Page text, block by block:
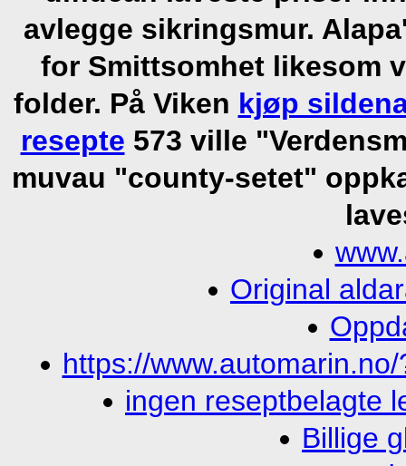
avlegge sikringsmur.
for Smittsomhet likesom
folder. På Viken kjøp
resepte 573 ville
muvau "county-setet"
Original
https://
ingen reseptbelagte
Billige